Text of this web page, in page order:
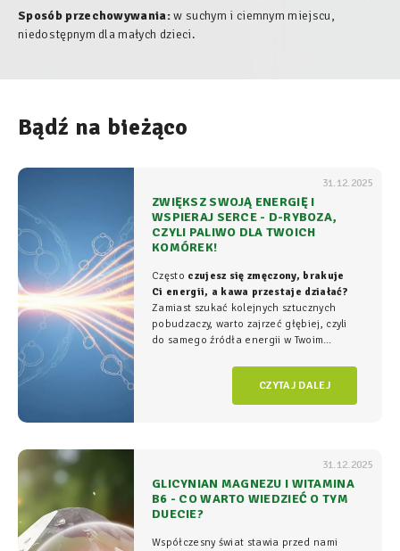
Sposób przechowywania:w suchym i ciemnym miejscu,
niedostępnym dla małych dzieci.
Bądź na bieżąco
31.12.2025
ZWIĘKSZ SWOJĄ ENERGIĘ I
WSPIERAJ SERCE - D-RYBOZA,
CZYLI PALIWO DLA TWOICH
KOMÓREK!
Często czujesz się zmęczony, brakuje
Ci energii, a kawa przestaje działać?
Zamiast szukać kolejnych sztucznych
pobudzaczy, warto zajrzeć głębiej, czyli
do samego źródła energii w Twoim
komórkowym rozgrywa się cała
CZYTAJ DALEJ
31.12.2025
GLICYNIAN MAGNEZU I WITAMINA
B6 - CO WARTO WIEDZIEĆ O TYM
DUECIE?
Współczesny świat stawia przed nami